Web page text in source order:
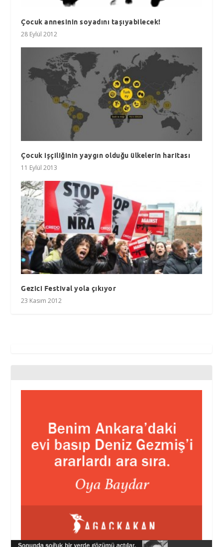
Çocuk annesinin soyadını taşıyabilecek!
28 Eylül 2012
Çocuk işçiliğinin yaygın olduğu ülkelerin haritası
11 Eylül 2013
Gezici Festival yola çıkıyor
23 Kasım 2012